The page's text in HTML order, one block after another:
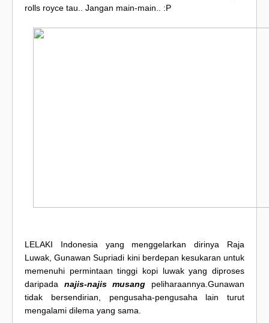
rolls royce tau.. Jangan main-main.. :P
LELAKI Indonesia yang menggelarkan dirinya Raja
Luwak, Gunawan Supriadi kini berdepan kesukaran untuk
memenuhi permintaan tinggi kopi luwak yang diproses
daripada najis-najis musang peliharaannya.Gunawan
tidak bersendirian, pengusaha-pengusaha lain turut
mengalami dilema yang sama.